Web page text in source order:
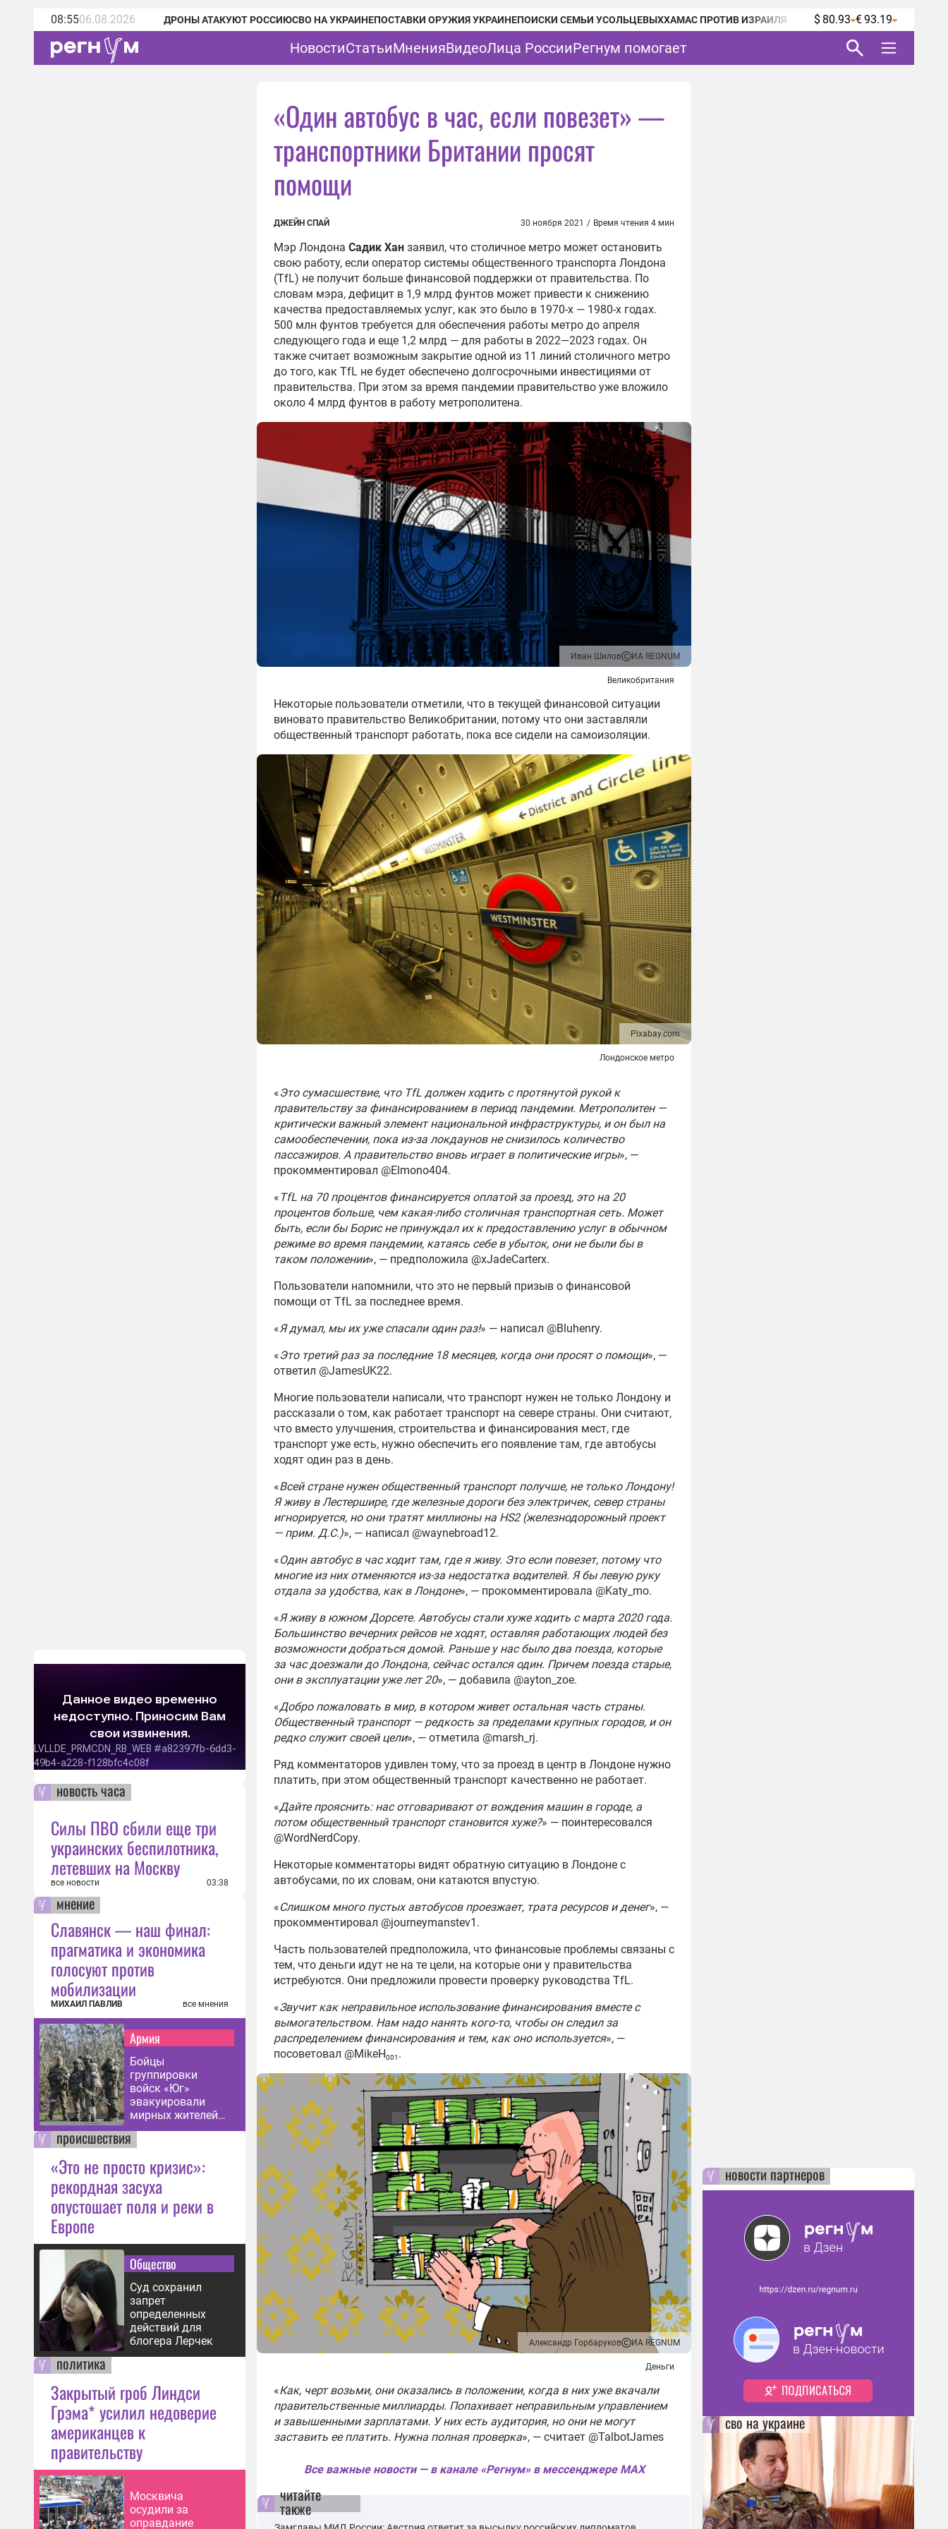
08:5506.08.2026 ДРОНЫ АТАКУЮТ РОССИЮСВО НА УКРАИНЕПОСТАВКИ ОРУЖИЯ УКРАИНЕПОИСКИ СЕМЬИ УСОЛЬЦЕВЫХХАМАС ПРОТИВ ИЗРАИЛЯ $ 80.93 € 93.19
НовостиСтатьиМненияВидеоЛица РоссииРегнум помогает
новость часа
Силы ПВО сбили еще три
украинских беспилотника,
летевших на Москву
все новости 03:38
мнение
Славянск — наш финал:
прагматика и экономика
голосуют против
мобилизации
МИХАИЛ ПАВЛИВ все мнения
Армия
Бойцы
группировки
войск «Юг»
эвакуировали
мирных жителей
из
Константиновки
происшествия
«Это не просто кризис»:
рекордная засуха
опустошает поля и реки в
Европе
Общество
Суд сохранил
запрет
определенных
действий для
блогера Лерчек
политика
Закрытый гроб Линдси
Грэма* усилил недоверие
американцев к
правительству
Москвича
осудили за
оправдание
«Один автобус в час, если повезет» —
транспортники Британии просят
помощи
ДЖЕЙН СПАЙ 30 ноября 2021 / Время чтения 4 мин
Мэр Лондона Садик Хан заявил, что столичное метро может остановить
свою работу, если оператор системы общественного транспорта Лондона
(TfL) не получит больше финансовой поддержки от правительства. По
словам мэра, дефицит в 1,9 млрд фунтов может привести к снижению
качества предоставляемых услуг, как это было в 1970-х — 1980-х годах.
500 млн фунтов требуется для обеспечения работы метро до апреля
следующего года и еще 1,2 млрд — для работы в 2022—2023 годах. Он
также считает возможным закрытие одной из 11 линий столичного метро
до того, как TfL не будет обеспечено долгосрочными инвестициями от
правительства. При этом за время пандемии правительство уже вложило
около 4 млрд фунтов в работу метрополитена.
Иван Шилов ИА REGNUM
Великобритания
Некоторые пользователи отметили, что в текущей финансовой ситуации
виновато правительство Великобритании, потому что они заставляли
общественный транспорт работать, пока все сидели на самоизоляции.
Pixabay.com
Лондонское метро
«Это сумасшествие, что TfL должен ходить с протянутой рукой к
правительству за финансированием в период пандемии. Метрополитен —
критически важный элемент национальной инфраструктуры, и он был на
самообеспечении, пока из-за локдаунов не снизилось количество
пассажиров. А правительство вновь играет в политические игры», —
прокомментировал @Elmono404.
« TfL на 70 процентов финансируется оплатой за проезд, это на 20
процентов больше, чем какая-либо столичная транспортная сеть. Может
быть, если бы Борис не принуждал их к предоставлению услуг в обычном
режиме во время пандемии, катаясь себе в убыток, они не были бы в
таком положении», — предположила @xJadeCarterx.
Пользователи напомнили, что это не первый призыв о финансовой
помощи от TfL за последнее время.
«Я думал, мы их уже спасали один раз!» — написал @Bluhenry.
«Это третий раз за последние 18 месяцев, когда они просят о помощи», —
ответил @JamesUK22.
Многие пользователи написали, что транспорт нужен не только Лондону и
рассказали о том, как работает транспорт на севере страны. Они считают,
что вместо улучшения, строительства и финансирования мест, где
транспорт уже есть, нужно обеспечить его появление там, где автобусы
ходят один раз в день.
«Всей стране нужен общественный транспорт получше, не только Лондону!
Я живу в Лестершире, где железные дороги без электричек, север страны
игнорируется, но они тратят миллионы на HS2 (железнодорожный проект
— прим. Д.С.)», — написал @waynebroad12.
«Один автобус в час ходит там, где я живу. Это если повезет, потому что
многие из них отменяются из-за недостатка водителей. Я бы левую руку
отдала за удобства, как в Лондоне», — прокомментировала @Katy_mo.
«Я живу в южном Дорсете. Автобусы стали хуже ходить с марта 2020 года.
Большинство вечерних рейсов не ходят, оставляя работающих людей без
возможности добраться домой. Раньше у нас было два поезда, которые
за час доезжали до Лондона, сейчас остался один. Причем поезда старые,
они в эксплуатации уже лет 20», — добавила @ayton_zoe.
«Добро пожаловать в мир, в котором живет остальная часть страны.
Общественный транспорт — редкость за пределами крупных городов, и он
редко служит своей цели», — отметила @marsh_rj.
Ряд комментаторов удивлен тому, что за проезд в центр в Лондоне нужно
платить, при этом общественный транспорт качественно не работает.
«Дайте прояснить: нас отговаривают от вождения машин в городе, а
потом общественный транспорт становится хуже?» — поинтересовался
@WordNerdCopy.
Некоторые комментаторы видят обратную ситуацию в Лондоне с
автобусами, по их словам, они катаются впустую.
«Слишком много пустых автобусов проезжает, трата ресурсов и денег», —
прокомментировал @journeymanstev1.
Часть пользователей предположила, что финансовые проблемы связаны с
тем, что деньги идут не на те цели, на которые они у правительства
истребуются. Они предложили провести проверку руководства TfL.
«Звучит как неправильное использование финансирования вместе с
вымогательством. Нам надо нанять кого-то, чтобы он следил за
распределением финансирования и тем, как оно используется», —
посоветовал @MikeH001 .
Александр Горбаруков ИА REGNUM
Деньги
«Как, черт возьми, они оказались в положении, когда в них уже вкачали
правительственные миллиарды. Попахивает неправильным управлением
и завышенными зарплатами. У них есть аудитория, но они не могут
заставить ее платить. Нужна полная проверка», — считает @TalbotJames
Все важные новости — в канале «Регнум» в мессенджере MAX
читайте
также
новости партнеров
сво на украине